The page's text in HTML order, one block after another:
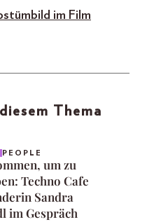
im Film
Thema
PEOPLE
um zu
Techno Cafe
Sandra
im Gespräch